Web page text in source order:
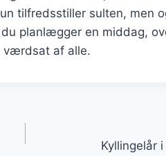
tilfredsstiller sulten, men
planlægger en middag,
værdsat af alle.
Kyllingelår